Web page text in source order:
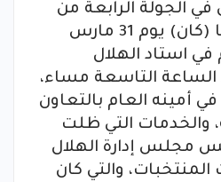
في الجولة الرابعة من
تصفيات امم افريقيا (كان) يوم 31 مارس
بالعام 2020م في استاد الهلال
الساعة التاسعة مساء،
في أمينه العام بالتعاون
والخدمات التي ظلت
مجلس إدارة الهلال
والتي كان